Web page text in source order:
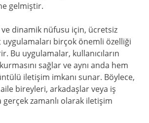
gelmiştir.
dinamik nüfusu için, ücretsiz
birçok önemli özelliği
Bu uygulamalar, kullanıcıların
sağlar ve aynı anda hem
iletişim imkanı sunar. Böylece,
bireyleri, arkadaşlar veya iş
gerçek zamanlı olarak iletişim